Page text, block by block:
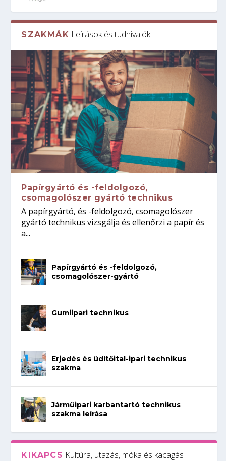
SZAKMÁK Leírások és tudnivalók
Papírgyártó és -feldolgozó,
csomagolószer gyártó technikus
A papírgyártó, és -feldolgozó, csomagolószer
gyártó technikus vizsgálja és ellenőrzi a papír és
a...
Papírgyártó és -feldolgozó,
csomagolószer-gyártó
Gumiipari technikus
Erjedés és üdítőital-ipari technikus
szakma
Járműipari karbantartó technikus
szakma leírása
KIKAPCS Kultúra, utazás, móka és kacagás